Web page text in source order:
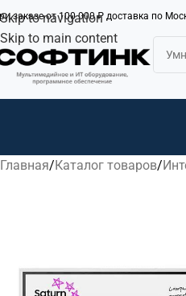
Skip to navigation
Skip to main content
заказе от 100 000 ₽ доставка по
Главная Каталог товаров